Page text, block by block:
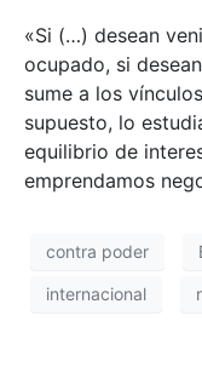
«Si (…) desean
ocupado, si
sume a los
supuesto, lo
equilibrio de
emprendamos
contra poder
internacional